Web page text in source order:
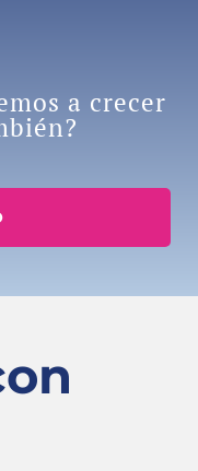
a crecer